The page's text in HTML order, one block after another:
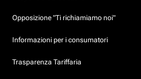
Opposizione "Ti richiamiamo noi"
Informazioni per i consumatori
Trasparenza Tariffaria